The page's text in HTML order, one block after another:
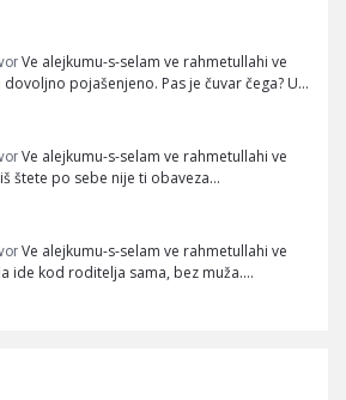
Ve alejkumu-s-selam ve rahmetullahi ve
pojašenjeno. Pas je čuvar čega? U…
Ve alejkumu-s-selam ve rahmetullahi ve
štete po sebe nije ti obaveza…
Ve alejkumu-s-selam ve rahmetullahi ve
ide kod roditelja sama, bez muža.…